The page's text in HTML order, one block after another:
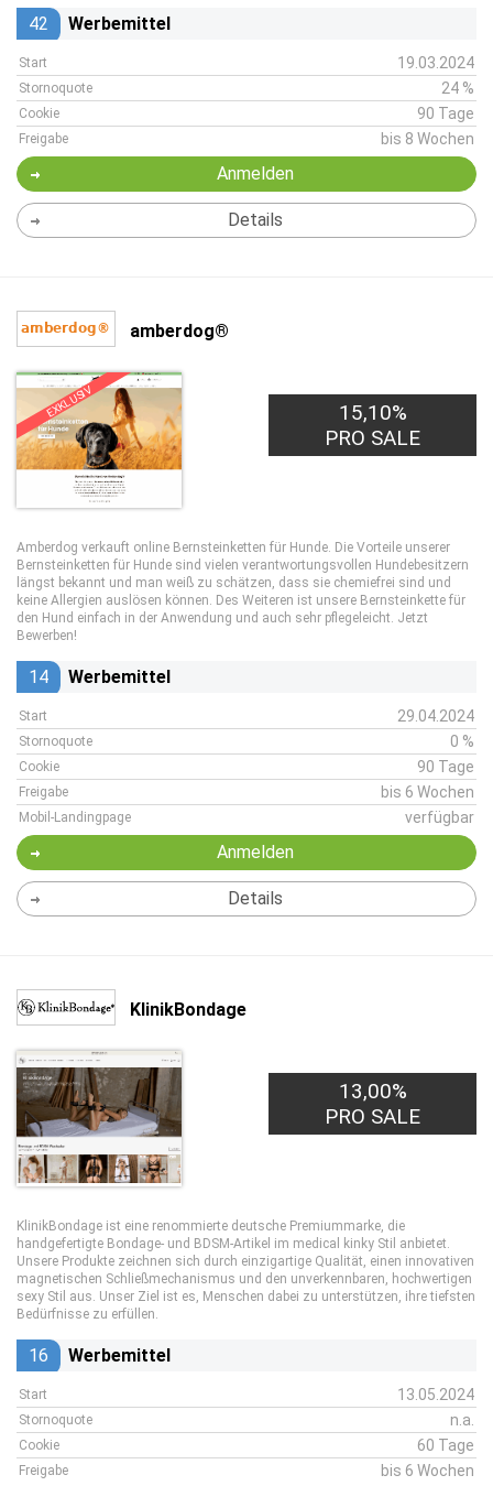
42 Werbemittel
Start 19.03.2024
Stornoquote 24 %
Cookie 90 Tage
Freigabe bis 8 Wochen
Anmelden
Details
amberdog®
EXKLUSIV
15,10%
PRO SALE
Amberdog verkauft online Bernsteinketten für Hunde. Die Vorteile unserer
Bernsteinketten für Hunde sind vielen verantwortungsvollen Hundebesitzern
längst bekannt und man weiß zu schätzen, dass sie chemiefrei sind und
keine Allergien auslösen können. Des Weiteren ist unsere Bernsteinkette für
den Hund einfach in der Anwendung und auch sehr pflegeleicht. Jetzt
Bewerben!
14 Werbemittel
Start 29.04.2024
Stornoquote 0 %
Cookie 90 Tage
Freigabe bis 6 Wochen
Mobil-Landingpage verfügbar
Anmelden
Details
KlinikBondage
13,00%
PRO SALE
KlinikBondage ist eine renommierte deutsche Premiummarke, die
handgefertigte Bondage- und BDSM-Artikel im medical kinky Stil anbietet.
Unsere Produkte zeichnen sich durch einzigartige Qualität, einen innovativen
magnetischen Schließmechanismus und den unverkennbaren, hochwertigen
sexy Stil aus. Unser Ziel ist es, Menschen dabei zu unterstützen, ihre tiefsten
Bedürfnisse zu erfüllen.
16 Werbemittel
Start 13.05.2024
Stornoquote n.a.
Cookie 60 Tage
Freigabe bis 6 Wochen